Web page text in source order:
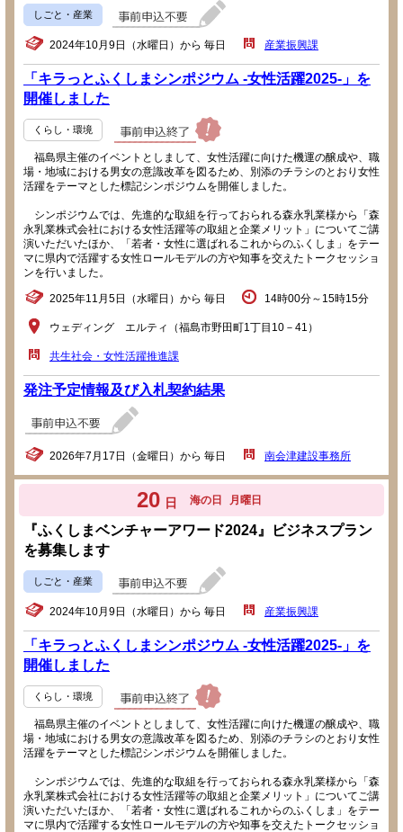
しごと・産業
2024年10月9日（水曜日）から 毎日 産業振興課
「キラっとふくしまシンポジウム -女性活躍2025-」を
開催しました
くらし・環境
福島県主催のイベントとしまして、女性活躍に向けた機運の醸成や、職
場・地域における男女の意識改革を図るため、別添のチラシのとおり女性
活躍をテーマとした標記シンポジウムを開催しました。
シンポジウムでは、先進的な取組を行っておられる森永乳業様から「森
永乳業株式会社における女性活躍等の取組と企業メリット」についてご講
演いただいたほか、「若者・女性に選ばれるこれからのふくしま」をテー
マに県内で活躍する女性ロールモデルの方や知事を交えたトークセッショ
ンを行いました。
2025年11月5日（水曜日）から 毎日 14時00分～15時15分
ウェディング エルティ（福島市野田町1丁目10－41）
共生社会・女性活躍推進課
発注予定情報及び入札契約結果
2026年7月17日（金曜日）から 毎日 南会津建設事務所
20 日 海の日 月曜日
『ふくしまベンチャーアワード2024』ビジネスプラン
を募集します
しごと・産業
2024年10月9日（水曜日）から 毎日 産業振興課
「キラっとふくしまシンポジウム -女性活躍2025-」を
開催しました
くらし・環境
福島県主催のイベントとしまして、女性活躍に向けた機運の醸成や、職
場・地域における男女の意識改革を図るため、別添のチラシのとおり女性
活躍をテーマとした標記シンポジウムを開催しました。
シンポジウムでは、先進的な取組を行っておられる森永乳業様から「森
永乳業株式会社における女性活躍等の取組と企業メリット」についてご講
演いただいたほか、「若者・女性に選ばれるこれからのふくしま」をテー
マに県内で活躍する女性ロールモデルの方や知事を交えたトークセッショ